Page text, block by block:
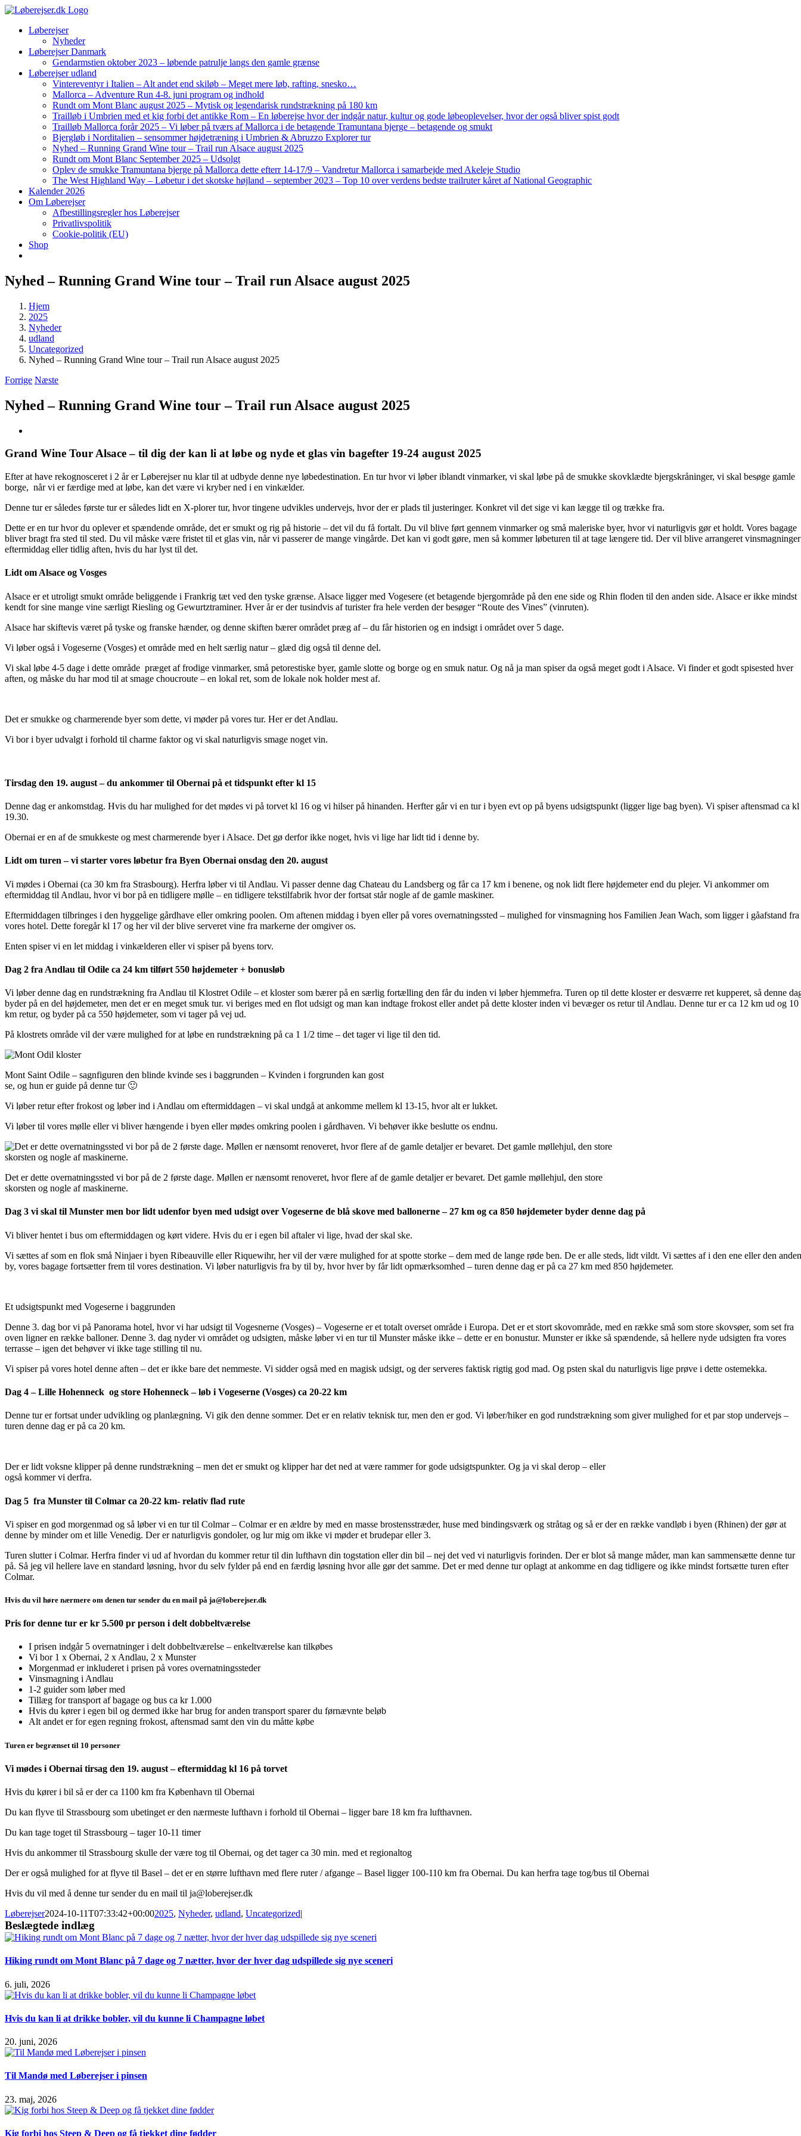
Skip
contentLøberejser
Nyheder
Løberejser Danmark
Gendarmstien oktober 2023 – løbende patrulje langs den gamle grænse
Løberejser udland
Vintereventyr i Italien – Alt andet end skiløb – Meget mere løb, rafting, snesko…
Mallorca – Adventure Run 4-8. juni program og indhold
Rundt om Mont Blanc august 2025 – Mytisk og legendarisk rundstrækning på 180 km
Trailløb i Umbrien med et kig forbi det antikke Rom – En løberejse hvor der indgår natur, kultur og gode løbeoplevelser, hvor der også bliver spist godt
Trailløb Mallorca forår 2025 – Vi løber på tværs af Mallorca i de betagende Tramuntana bjerge – betagende og smukt
Bjergløb i Norditalien – sensommer højdetræning i Umbrien & Abruzzo Explorer tur
Nyhed – Running Grand Wine tour – Trail run Alsace august 2025
Rundt om Mont Blanc September 2025 – Udsolgt
Oplev de smukke Tramuntana bjerge på Mallorca dette efterr 14-17/9 – Vandretur Mallorca i samarbejde med Akeleje Studio
The West Highland Way – Løbetur i det skotske højland – september 2023 – Top 10 over verdens bedste trailruter kåret af National Geographic
Kalender 2026
Om Løberejser
Afbestillingsregler hos Løberejser
Privatlivspolitik
Cookie-politik (EU)
Shop
Nyhed – Running Grand Wine tour – Trail run Alsace august 2025
Hjem
2025
Nyheder
udland
Uncategorized
Nyhed – Running Grand Wine tour – Trail run Alsace august 2025
Forrige Næste
Nyhed – Running Grand Wine tour – Trail run Alsace august 2025
billede
Grand Wine Tour Alsace – til dig der kan li at løbe og nyde et glas vin bagefter 19-24 august 2025
Efter at have rekognosceret i 2 år er Løberejser nu klar til at udbyde denne nye løbedestination. En tur hvor vi løber iblandt vinmarker, vi skal løbe på de smukke skovklædte bjergskråninger, vi skal besøge gamle
borge, når vi er færdige med at løbe, kan det være vi kryber ned i en vinkælder.
Denne tur er således første tur er således lidt en X-plorer tur, hvor tingene udvikles undervejs, hvor der er plads til justeringer. Konkret vil det sige vi kan lægge til og trække fra.
Dette er en tur hvor du oplever et spændende område, det er smukt og rig på historie – det vil du få fortalt. Du vil blive ført gennem vinmarker og små maleriske byer, hvor vi naturligvis gør et holdt. Vores bagage
bliver bragt fra sted til sted. Du vil måske være fristet til et glas vin, når vi passerer de mange vingårde. Det kan vi godt gøre, men så kommer løbeturen til at tage længere tid. Der vil blive arrangeret vinsmagninger
eftermiddag eller tidlig aften, hvis du har lyst til det.
Lidt om Alsace og Vosges
Alsace er et utroligt smukt område beliggende i Frankrig tæt ved den tyske grænse. Alsace ligger med Vogesere (et betagende bjergområde på den ene side og Rhin floden til den anden side. Alsace er ikke mindst
kendt for sine mange vine særligt Riesling og Gewurtztraminer. Hver år er der tusindvis af turister fra hele verden der besøger “Route des Vines” (vinruten).
Alsace har skiftevis været på tyske og franske hænder, og denne skiften bærer området præg af – du får historien og en indsigt i området over 5 dage.
Vi løber også i Vogeserne (Vosges) et område med en helt særlig natur – glæd dig også til denne del.
Vi skal løbe 4-5 dage i dette område præget af frodige vinmarker, små petorestiske byer, gamle slotte og borge og en smuk natur. Og nå ja man spiser da også meget godt i Alsace. Vi finder et godt spisested hver
aften, og måske du har mod til at smage choucroute – en lokal ret, som de lokale nok holder mest af.
Det er smukke og charmerende byer som dette, vi møder på vores tur. Her er det Andlau.
Vi bor i byer udvalgt i forhold til charme faktor og vi skal naturligvis smage noget vin.
Tirsdag den 19. august – du ankommer til Obernai på et tidspunkt efter kl 15
Denne dag er ankomstdag. Hvis du har mulighed for det mødes vi på torvet kl 16 og vi hilser på hinanden. Herfter går vi en tur i byen evt op på byens udsigtspunkt (ligger lige bag byen). Vi spiser aftensmad ca kl
19.30.
Obernai er en af de smukkeste og mest charmerende byer i Alsace. Det gø derfor ikke noget, hvis vi lige har lidt tid i denne by.
Lidt om turen – vi starter vores løbetur fra Byen Obernai onsdag den 20. august
Vi mødes i Obernai (ca 30 km fra Strasbourg). Herfra løber vi til Andlau. Vi passer denne dag Chateau du Landsberg og får ca 17 km i benene, og nok lidt flere højdemeter end du plejer. Vi ankommer om
eftermiddag til Andlau, hvor vi bor på en tidligere mølle – en tidligere tekstilfabrik hvor der fortsat står nogle af de gamle maskiner.
Eftermiddagen tilbringes i den hyggelige gårdhave eller omkring poolen. Om aftenen middag i byen eller på vores overnatningssted – mulighed for vinsmagning hos Familien Jean Wach, som ligger i gåafstand fra
vores hotel. Dette foregår kl 17 og her vil der blive serveret vine fra markerne der omgiver os.
Enten spiser vi en let middag i vinkælderen eller vi spiser på byens torv.
Dag 2 fra Andlau til Odile ca 24 km tilført 550 højdemeter + bonusløb
Vi løber denne dag en rundstrækning fra Andlau til Klostret Odile – et kloster som bærer på en særlig fortælling den får du inden vi løber hjemmefra. Turen op til dette kloster er desværre ret kupperet, så denne
byder på en del højdemeter, men det er en meget smuk tur. vi beriges med en flot udsigt og man kan indtage frokost eller andet på dette kloster inden vi bevæger os retur til Andlau. Denne tur er ca 12 km ud og 10
km retur, og byder på ca 550 højdemeter, som vi tager på vej ud.
På klostrets område vil der være mulighed for at løbe en rundstrækning på ca 1 1/2 time – det tager vi lige til den tid.
Mont Saint Odile – sagnfiguren den blinde kvinde ses i baggrunden – Kvinden i forgrunden kan gost
se, og hun er guide på denne tur 🙂
Vi løber retur efter frokost og løber ind i Andlau om eftermiddagen – vi skal undgå at ankomme mellem kl 13-15, hvor alt er lukket.
Vi løber til vores mølle eller vi bliver hængende i byen eller mødes omkring poolen i gårdhaven. Vi behøver ikke beslutte os endnu.
Det er dette overnatningssted vi bor på de 2 første dage. Møllen er nænsomt renoveret, hvor flere af de gamle detaljer er bevaret. Det gamle møllehjul, den store
skorsten og nogle af maskinerne.
Dag 3 vi skal til Munster men bor lidt udenfor byen med udsigt over Vogeserne de blå skove med ballonerne – 27 km og ca 850 højdemeter byder denne dag på
Vi bliver hentet i bus om eftermiddagen og kørt videre. Hvis du er i egen bil aftaler vi lige, hvad der skal ske.
Vi sættes af som en flok små Ninjaer i byen Ribeauville eller Riquewihr, her vil der være mulighed for at spotte storke – dem med de lange røde ben. De er alle steds, lidt vildt. Vi sættes af i den ene eller den anden
by, vores bagage fortsætter frem til vores destination. Vi løber naturligvis fra by til by, hvor hver by får lidt opmærksomhed – turen denne dag er på ca 27 km med 850 højdemeter.
Et udsigtspunkt med Vogeserne i baggrunden
Denne 3. dag bor vi på Panorama hotel, hvor vi har udsigt til Vogesnerne (Vosges) – Vogeserne er et totalt overset område i Europa. Det er et stort skovområde, med en række små som store skovsøer, som set fra
oven ligner en række balloner. Denne 3. dag nyder vi området og udsigten, måske løber vi en tur til Munster måske ikke – dette er en bonustur. Munster er ikke så spændende, så hellere nyde udsigten fra vores
terrasse – igen det behøver vi ikke tage stilling til nu.
Vi spiser på vores hotel denne aften – det er ikke bare det nemmeste. Vi sidder også med en magisk udsigt, og der serveres faktisk rigtig god mad. Og psten skal du naturligvis lige prøve i dette ostemekka.
Dag 4 – Lille Hohenneck og store Hohenneck – løb i Vogeserne (Vosges) ca 20-22 km
Denne tur er fortsat under udvikling og planlægning. Vi gik den denne sommer. Det er en relativ teknisk tur, men den er god. Vi løber/hiker en god rundstrækning som giver mulighed for et par stop undervejs –
turen denne dag er på ca 20 km.
Der er lidt voksne klipper på denne rundstrækning – men det er smukt og klipper har det ned at være rammer for gode udsigtspunkter. Og ja vi skal derop – eller
også kommer vi derfra.
Dag 5 fra Munster til Colmar ca 20-22 km- relativ flad rute
Vi spiser en god morgenmad og så løber vi en tur til Colmar – Colmar er en ældre by med en masse brostensstræder, huse med bindingsværk og stråtag og så er der en række vandløb i byen (Rhinen) der gør at
denne by minder om et lille Venedig. Der er naturligvis gondoler, og lur mig om ikke vi møder et brudepar eller 3.
Turen slutter i Colmar. Herfra finder vi ud af hvordan du kommer retur til din lufthavn din togstation eller din bil – nej det ved vi naturligvis forinden. Der er blot så mange måder, man kan sammensætte denne tur
på. Så jeg vil hellere lave en standard løsning, hvor du selv fylder på end en færdig løsning hvor alle gør det samme. Det er med denne tur oplagt at ankomme en dag tidligere og ikke mindst fortsætte turen efter
Colmar.
Hvis du vil høre nærmere om denen tur sender du en mail på ja@loberejser.dk
Pris for denne tur er kr 5.500 pr person i delt dobbeltværelse
I prisen indgår 5 overnatninger i delt dobbeltværelse – enkeltværelse kan tilkøbes
Vi bor 1 x Obernai, 2 x Andlau, 2 x Munster
Morgenmad er inkluderet i prisen på vores overnatningssteder
Vinsmagning i Andlau
1-2 guider som løber med
Tillæg for transport af bagage og bus ca kr 1.000
Hvis du kører i egen bil og dermed ikke har brug for anden transport sparer du førnævnte beløb
Alt andet er for egen regning frokost, aftensmad samt den vin du måtte købe
Turen er begrænset til 10 personer
Vi mødes i Obernai tirsag den 19. august – eftermiddag kl 16 på torvet
Hvis du kører i bil så er der ca 1100 km fra København til Obernai
Du kan flyve til Strassbourg som ubetinget er den nærmeste lufthavn i forhold til Obernai – ligger bare 18 km fra lufthavnen.
Du kan tage toget til Strassbourg – tager 10-11 timer
Hvis du ankommer til Strassbourg skulle der være tog til Obernai, og det tager ca 30 min. med et regionaltog
Der er også mulighed for at flyve til Basel – det er en større lufthavn med flere ruter / afgange – Basel ligger 100-110 km fra Obernai. Du kan herfra tage tog/bus til Obernai
Hvis du vil med å denne tur sender du en mail til ja@loberejser.dk
Løberejser2024-10-11T07:33:42+00:002025, Nyheder, udland, Uncategorized|
Beslægtede indlæg
Hiking rundt om Mont Blanc på 7 dage og 7 nætter, hvor der hver dag udspillede sig nye sceneri
6. juli, 2026
Hvis du kan li at drikke bobler, vil du kunne li Champagne løbet
20. juni, 2026
Til Mandø med Løberejser i pinsen
23. maj, 2026
Kig forbi hos Steep & Deep og få tjekket dine fødder